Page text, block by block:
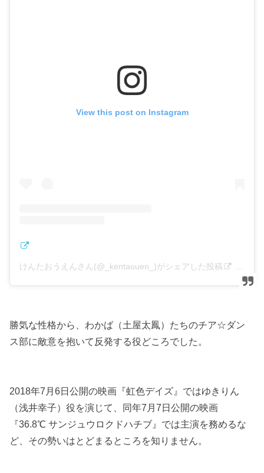
View this post on Instagram
けんたおうえんさん(@_kentaouen_)がシェアした投稿
勝気な性格から、わかば（土屋太鳳）たちのチア☆ダン
ス部に敵意を抱いて反発する役どころでした。
2018年7月6日公開の映画『虹色デイズ』ではゆきりん
（浅井幸子）役を演じて、同年7月7日公開の映画
『36.8℃ サンジュウロクドハチブ』では主演を務めるな
ど、その勢いはとどまるところを知りません。